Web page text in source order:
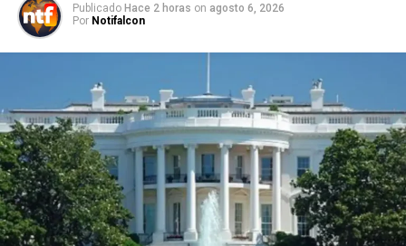
Publicado Hace 2 horas on agosto 6, 2026
Por Notifalcon